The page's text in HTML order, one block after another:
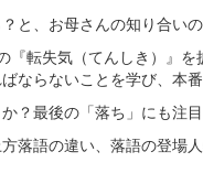
、お母さんの知り合い
転失気（てんしき）』
ならないことを学び、本番
？最後の「落ち」にも注目
落語の違い、落語の登